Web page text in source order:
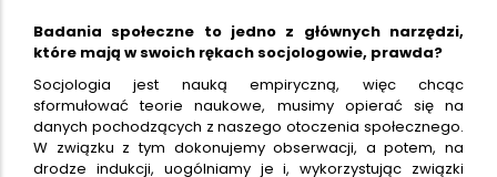
Badania społeczne to jedno z głównych narzędzi,
które mają w swoich rękach socjologowie, prawda?
Socjologia jest nauką empiryczną, więc chcąc
sformułować teorie naukowe, musimy opierać się na
danych pochodzących z naszego otoczenia społecznego.
W związku z tym dokonujemy obserwacji, a potem, na
drodze indukcji, uogólniamy je i, wykorzystując związki